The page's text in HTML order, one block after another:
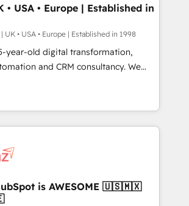
we've been accredited by
by the CCS, which means we
sector companies as well the
profile. Our services: -
HubSpot CMS website
run your
- Build stronger
• USA • Europe | Established in
UK • USA • Europe | Established in 1998
year-old digital transformation,
and CRM consultancy. We
and enterprise clients to
return from digital and fuel their
are causing inefficiencies, improve
Key services: • CRM
/ Web Development • RevOps &
• Marketing Automation What
is AWESOME 🇺🇸🇲🇽